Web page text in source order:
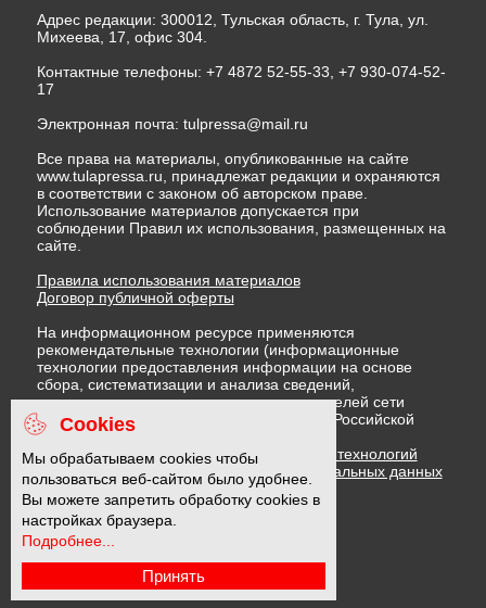
Адрес редакции: 300012, Тульская область, г. Тула, ул.
Михеева, 17, офис 304.
Контактные телефоны: +7 4872 52-55-33, +7 930-074-52-
17
Электронная почта: tulpressa@mail.ru
Все права на материалы, опубликованные на сайте
www.tulapressa.ru, принадлежат редакции и охраняются
в соответствии с законом об авторском праве.
Использование материалов допускается при
соблюдении Правил их использования, размещенных на
сайте.
Правила использования материалов
Договор публичной оферты
На информационном ресурсе применяются
рекомендательные технологии (информационные
технологии предоставления информации на основе
сбора, систематизации и анализа сведений,
относящихся к предпочтениям пользователей сети
"Интернет", находящихся на территории Российской
Федерации)
Правила применения рекомендательных технологий
Политика в отношении обработки персональных данных
Политика обработки файлов cookie
16 +
Cookies
Мы обрабатываем cookies чтобы
пользоваться веб-сайтом было удобнее.
Вы можете запретить обработку cookies в
настройках браузера.
Подробнее...
Принять